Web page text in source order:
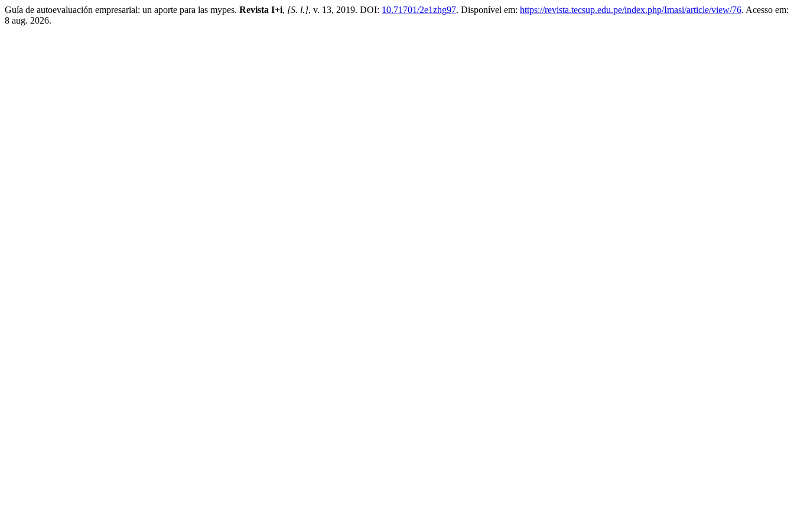
Guía de autoevaluación empresarial: un aporte para las mypes. Revista I+i, [S. l.], v. 13, 2019. DOI: 10.71701/2e1zhg97. Disponível em: https://revista.tecsup.edu.pe/index.php/Imasi/article/view/76. Acesso em:
8 aug. 2026.